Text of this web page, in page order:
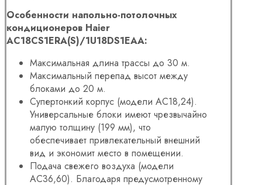
Особенности напольно-потолочных
кондиционеров Haier
AC18CS1ERA(S)/1U18DS1EAA:
Максимальная длина трассы до 30 м.
Максимальный перепад высот между
блоками до 20 м.
Супертонкий корпус (модели AC18,24).
Универсальные блоки имеют чрезвычайно
малую толщину (199 мм), что
обеспечивает привлекательный внешний
вид и экономит место в помещении.
Подача свежего воздуха (модели
AC36,60). Благодаря предусмотренному